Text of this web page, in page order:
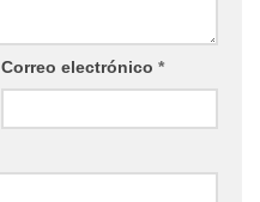
Correo electrónico *